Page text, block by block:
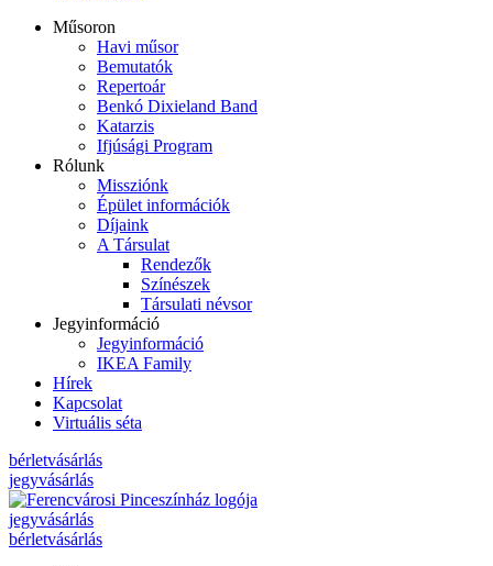
Műsoron
Havi műsor
Bemutatók
Repertoár
Benkó Dixieland Band
Katarzis
Ifjúsági Program
Rólunk
Missziónk
Épület információk
Díjaink
A Társulat
Rendezők
Színészek
Társulati névsor
Jegyinformáció
Jegyinformáció
IKEA Family
Hírek
Kapcsolat
Virtuális séta
bérletvásárlás
jegyvásárlás
jegyvásárlás
bérletvásárlás